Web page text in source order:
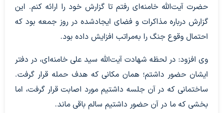
حضرت آیت‌الله خامنه‌ای رفتم تا گزارش خود را ارائه کنم. این
گزارش درباره مذاکرات و فضای ایجادشده در روز جمعه بود که
احتمال وقوع جنگ را به‌مراتب افزایش داده بود.
وی افزود: در لحظه شهادت آیت‌الله سید علی خامنه‌ای، در دفتر
ایشان حضور داشتم؛ همان مکانی که هدف حمله قرار گرفت.
ساختمانی که در آن جلسه داشتیم مورد اصابت قرار گرفت، اما
بخشی که ما در آن حضور داشتیم سالم باقی ماند.